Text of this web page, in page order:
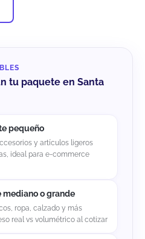
tu paquete en Santa
pequeño
y artículos ligeros
ideal para e-commerce
mediano o grande
ropa, calzado y más
real vs volumétrico al cotizar